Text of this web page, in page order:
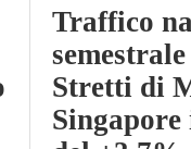
Traffico
Stretti di